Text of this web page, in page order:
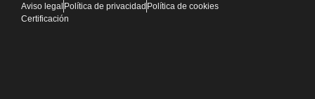
Aviso legal Política de privacidad Política de cookies
Certificación